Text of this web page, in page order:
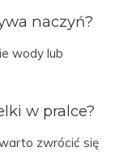
naczyń?
wody lub
w pralce?
zwrócić się